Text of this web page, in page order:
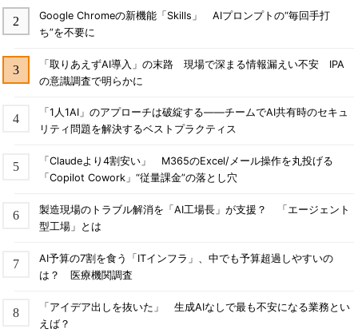
Google Chromeの新機能「Skills」 AIプロンプトの“毎回手打
ち”を不要に
「取りあえずAI導入」の末路 現場で深まる情報漏えい不安 IPA
の意識調査で明らかに
「1人1AI」のアプローチは破綻する――チームでAI共有時のセキュ
リティ問題を解決するベストプラクティス
「Claudeより4割安い」 M365のExcel/メール操作を丸投げる
「Copilot Cowork」“従量課金”の落とし穴
製造現場のトラブル解消を「AI工場長」が支援？ 「エージェント
型工場」とは
AI予算の7割を食う「ITインフラ」、中でも予算超過しやすいの
は？ 医療機関調査
「アイデア出しを抜いた」 生成AIなしで最も不安になる業務とい
えば？